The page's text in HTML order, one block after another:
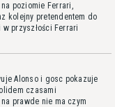
na poziomie Ferrari,
kolejny pretendentem do
przyszłości Ferrari
Alonso i gosc pokazuje
czasami
prawde nie ma czym